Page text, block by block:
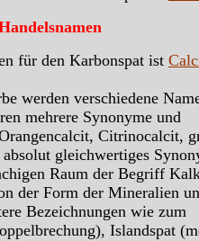
für den Karbonspat ist
werden verschiedene
mehrere Synonyme und
Citrinocalcit,
gleichwertiges
Raum der Begriff
der Form der Mineralien
Bezeichnungen wie zum
Islandspat